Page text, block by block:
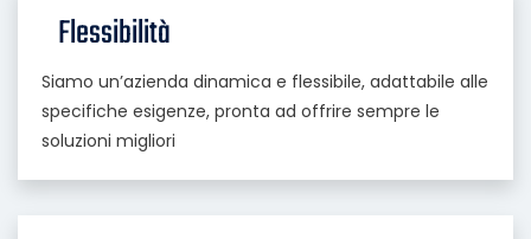
Flessibilità
Siamo un’azienda dinamica e flessibile, adattabile alle
specifiche esigenze, pronta ad offrire sempre le
soluzioni migliori